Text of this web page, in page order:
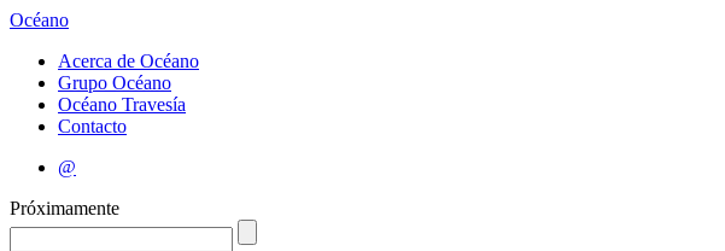
Océano
Acerca de Océano
Grupo Océano
Océano Travesía
Contacto
@
Próximamente